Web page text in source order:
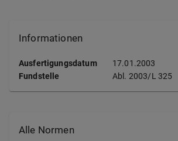
Informationen
Ausfertigungsdatum
17.01.2003
Fundstelle
Abl. 2003/L 325
Alle Normen